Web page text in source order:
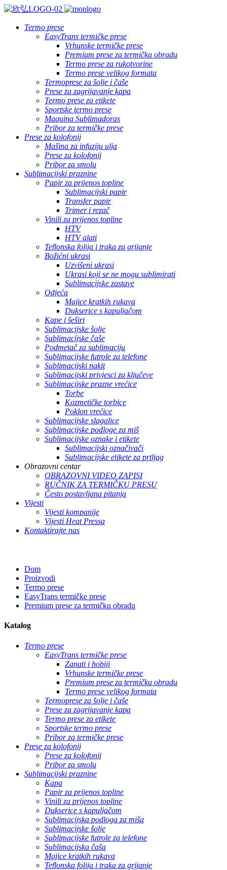
Termo prese
EasyTrans termičke prese
Vrhunske termičke prese
Premium prese za termičku obradu
Termo prese za rukotvorine
Termo prese velikog formata
Termoprese za šolje i čaše
Prese za zagrijavanje kapa
Termo prese za etikete
Sportske termo prese
Maquina Sublimadoras
Pribor za termičke prese
Prese za kolofonij
Mašina za infuziju ulja
Prese za kolofonij
Pribor za smolu
Sublimacijski praznine
Papir za prijenos topline
Sublimacijski papir
Transfer papir
Trimer i rezač
Vinili za prijenos topline
HTV
HTV alati
Teflonska folija i traka za grijanje
Božićni ukrasi
Uzvišeni ukrasi
Ukrasi koji se ne mogu sublimirati
Sublimacijske zastave
Odjeća
Majice kratkih rukava
Dukserice s kapuljačom
Kape i šeširi
Sublimacijske šolje
Sublimacijske čaše
Podmetač za sublimaciju
Sublimacijske futrole za telefone
Sublimacijski nakit
Sublimacijski privjesci za ključeve
Sublimacijske prazne vrećice
Torbe
Kozmetičke torbice
Poklon vrećice
Sublimacijske slagalice
Sublimacijske podloge za miš
Sublimacijske oznake i etikete
Sublimacijski označivači
Sublimacijske etikete za prtljag
Obrazovni centar
OBRAZOVNI VIDEO ZAPISI
RUČNIK ZA TERMIČKU PRESU
Često postavljana pitanja
Vijesti
Vijesti kompanije
Vijesti Heat Pressa
Kontaktirajte nas
Dom
Proizvodi
Termo prese
EasyTrans termičke prese
Premium prese za termičku obradu
Katalog
Termo prese
EasyTrans termičke prese
Zanati i hobiji
Vrhunske termičke prese
Premium prese za termičku obradu
Termo prese velikog formata
Termoprese za šolje i čaše
Prese za zagrijavanje kapa
Termo prese za etikete
Sportske termo prese
Pribor za termičke prese
Prese za kolofonij
Prese za kolofonij
Pribor za smolu
Sublimacijski praznine
Kapa
Papir za prijenos topline
Vinili za prijenos topline
Dukserice s kapuljačom
Sublimacijska podloga za miša
Sublimacijske šolje
Sublimacijske futrole za telefone
Sublimacijska čaša
Majice kratkih rukava
Teflonska folija i traka za grijanje